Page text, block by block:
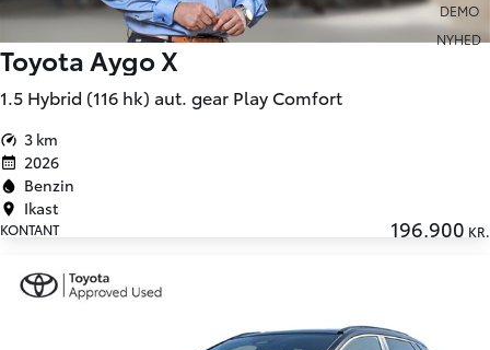
DEMO
NYHED
Toyota Aygo X
1.5 Hybrid (116 hk) aut. gear Play Comfort
3 km
2026
Benzin
Ikast
KONTANT 196.900 KR.